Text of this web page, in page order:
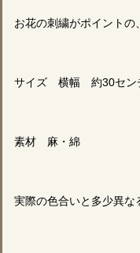
お花の刺繍がポイントの
サイズ 横幅 約30セン
素材 麻・綿
実際の色合いと多少異な